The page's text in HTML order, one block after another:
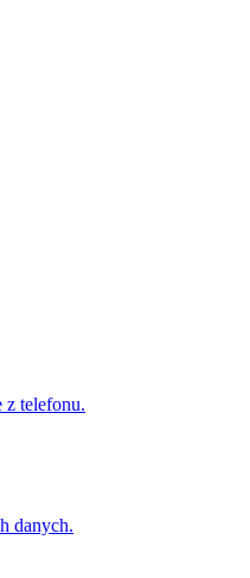
z telefonu.
danych.